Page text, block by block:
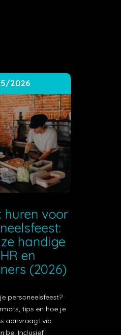
2026
huren voor
handige
en
(2026)
personeelsfeest?
tips en hoe je
aanvraagt via
Inclusief